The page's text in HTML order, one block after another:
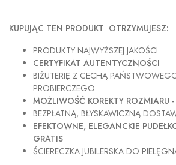
KUPUJĄC TEN PRODUKT OTRZYMUJESZ:
PRODUKTY NAJWYŻSZEJ JAKOŚCI
CERTYFIKAT AUTENTYCZNOŚCI
BIŻUTERIĘ Z CECHĄ
PROBIERCZEGO
MOŻLIWOŚĆ KOREKTY ROZMIARU
BEZPŁATNĄ, BŁYSKAWICZNĄ
EFEKTOWNE, ELEGANCKIE
GRATIS
ŚCIERECZKA JUBILERSKA DO